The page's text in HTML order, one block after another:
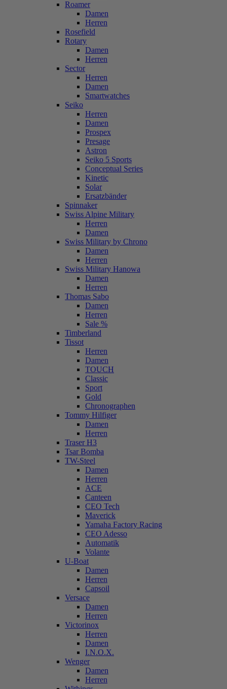
Roamer
Damen
Herren
Rosefield
Rotary
Damen
Herren
Sector
Herren
Damen
Smartwatches
Seiko
Herren
Damen
Prospex
Presage
Astron
Seiko 5 Sports
Conceptual Series
Kinetic
Solar
Ersatzbänder
Spinnaker
Swiss Alpine Military
Herren
Damen
Swiss Military by Chrono
Damen
Herren
Swiss Military Hanowa
Damen
Herren
Thomas Sabo
Damen
Herren
Sale %
Timberland
Tissot
Herren
Damen
TOUCH
Classic
Sport
Gold
Chronographen
Tommy Hilfiger
Damen
Herren
Traser H3
Tsar Bomba
TW-Steel
Damen
Herren
ACE
Canteen
CEO Tech
Maverick
Yamaha Factory Racing
CEO Adesso
Automatik
Volante
U-Boat
Damen
Herren
Capsoil
Versace
Damen
Herren
Victorinox
Herren
Damen
I.N.O.X.
Wenger
Damen
Herren